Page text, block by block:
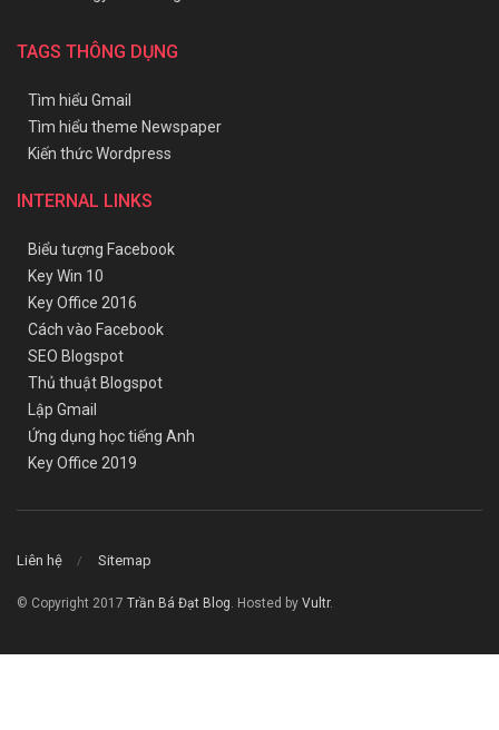
TAGS THÔNG DỤNG
Tìm hiểu Gmail
Tìm hiểu theme Newspaper
Kiến thức Wordpress
INTERNAL LINKS
Biểu tượng Facebook
Key Win 10
Key Office 2016
Cách vào Facebook
SEO Blogspot
Thủ thuật Blogspot
Lập Gmail
Ứng dụng học tiếng Anh
Key Office 2019
Liên hệ Sitemap
© Copyright 2017 Trần Bá Đạt Blog. Hosted by Vultr.